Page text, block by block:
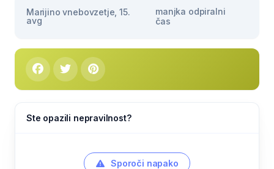
Marijino vnebovzetje, 15.
avg
manjka odpiralni
čas
Ste opazili nepravilnost?
Sporoči napako